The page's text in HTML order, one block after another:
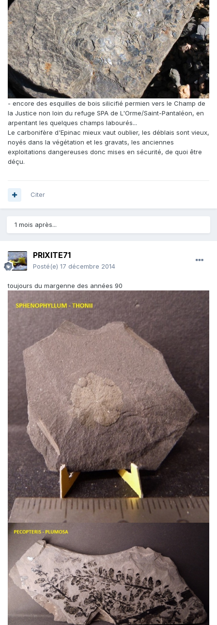
- encore des esquilles de bois silicifié permien vers le Champ de
la Justice non loin du refuge SPA de L'Orme/Saint-Pantaléon, en
arpentant les quelques champs labourés...
Le carbonifère d'Epinac mieux vaut oublier, les déblais sont vieux,
noyés dans la végétation et les gravats, les anciennes
exploitations dangereuses donc mises en sécurité, de quoi être
déçu.
Citer
1 mois après...
PRIXITE71
Posté(e) 17 décembre 2014
toujours du margenne des années 90